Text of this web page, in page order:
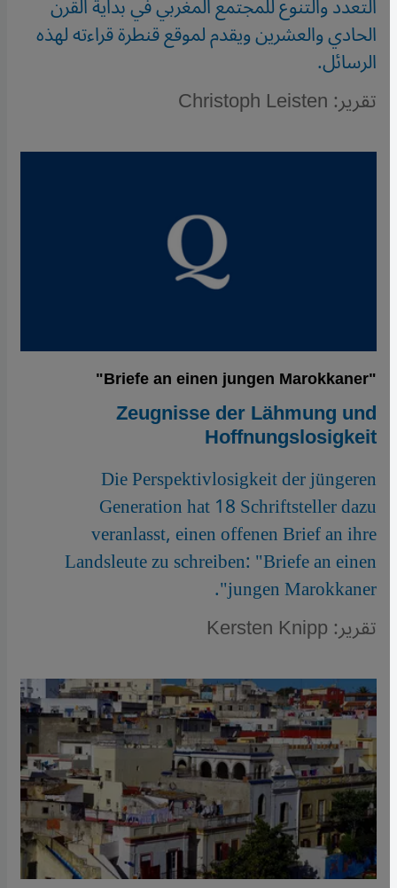
الحادي والعشرين ويقدم لموقع قنطرة قراءته لهذه
الرسائل.
تقرير: Christoph Leisten
"Briefe an einen jungen Marokkaner"
Zeugnisse der Lähmung und
Hoffnungslosigkeit
Die Perspektivlosigkeit der jüngeren
Generation hat 18 Schriftsteller dazu
veranlasst, einen offenen Brief an ihre
Landsleute zu schreiben: "Briefe an einen
jungen Marokkaner".
تقرير: Kersten Knipp